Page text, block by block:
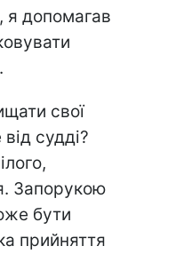
я допомагав
свої
судді?
Запорукою
бути
прийняття